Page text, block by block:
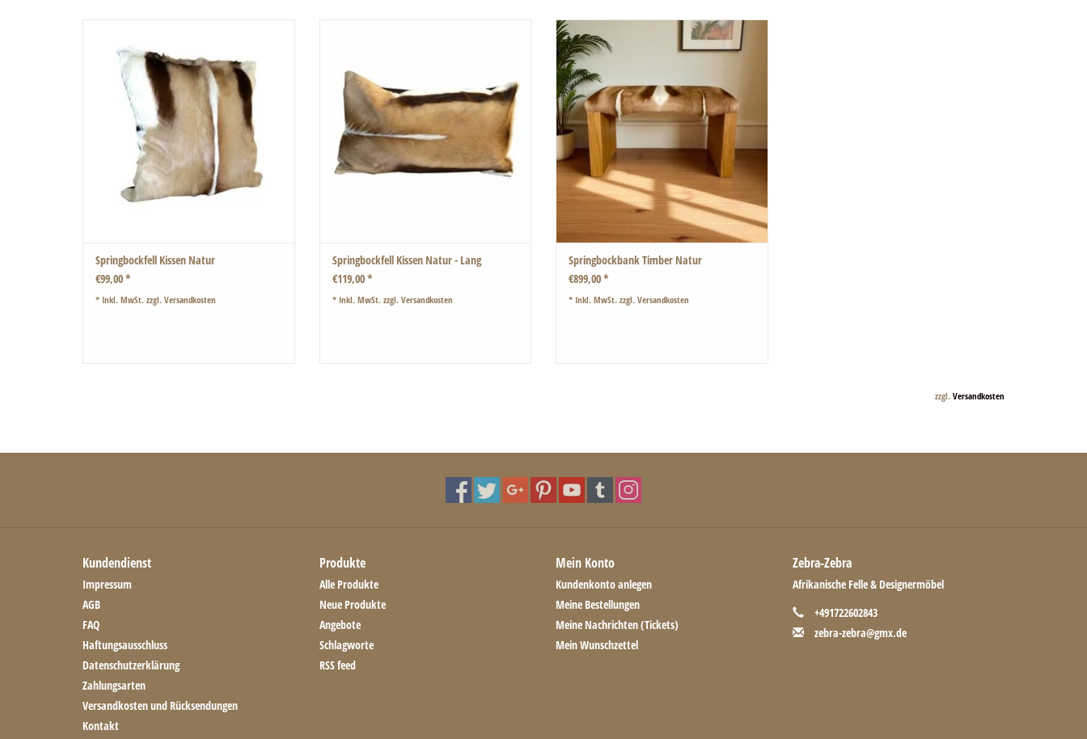
Die Rückseite ist aus echtem Leder verarbeitet.
ZUM WARENKORB HINZUFÜGEN
Springbockfell Kissen Natur
€99,00 *
* Inkl. MwSt. zzgl. Versandkosten
mit den regulären Springbock Kissen kombiniert
werden.
ZUM WARENKORB HINZUFÜGEN
Springbockfell Kissen Natur - Lang
€119,00 *
* Inkl. MwSt. zzgl. Versandkosten
Eichenholz handgehobelt.
Dadurch entstand eine wunderschöne sehr
plastische Oberfläche die sich sehr gut anfühlt.
ZUM WARENKORB HINZUFÜGEN
Springbockbank Timber Natur
€899,00 *
* Inkl. MwSt. zzgl. Versandkosten
zzgl. Versandkosten
Kundendienst
Impressum
AGB
FAQ
Haftungsausschluss
Datenschutzerklärung
Zahlungsarten
Versandkosten und Rücksendungen
Kontakt
Produkte
Alle Produkte
Neue Produkte
Angebote
Schlagworte
RSS feed
Mein Konto
Kundenkonto anlegen
Meine Bestellungen
Meine Nachrichten (Tickets)
Mein Wunschzettel
Zebra-Zebra
Afrikanische Felle & Designermöbel
+491722602843
zebra-zebra@gmx.de